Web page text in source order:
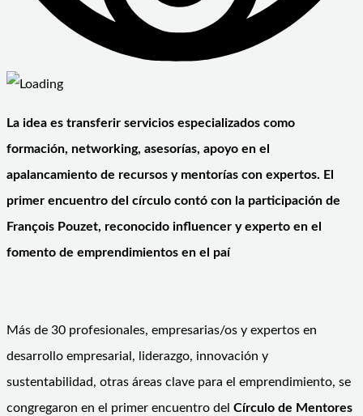
La idea es transferir servicios especializados como
formación, networking, asesorías, apoyo en el
apalancamiento de recursos y mentorías con expertos. El
primer encuentro del círculo contó con la participación de
François Pouzet, reconocido influencer y experto en el
fomento de emprendimientos en el paí
Más de 30 profesionales, empresarias/os y expertos en
desarrollo empresarial, liderazgo, innovación y
sustentabilidad, otras áreas clave para el emprendimiento, se
congregaron en el primer encuentro del Círculo de Mentores